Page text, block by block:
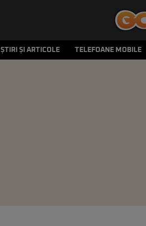
ȘTIRI ȘI ARTICOLE TELEFOANE MOBILE